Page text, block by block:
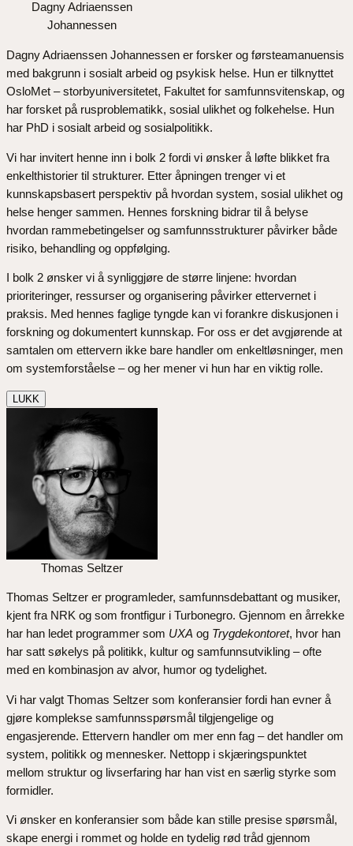
Dagny Adriaenssen
Johannessen
Dagny Adriaenssen Johannessen er forsker og førsteamanuensis
med bakgrunn i sosialt arbeid og psykisk helse. Hun er tilknyttet
OsloMet – storbyuniversitetet, Fakultet for samfunnsvitenskap, og
har forsket på rusproblematikk, sosial ulikhet og folkehelse. Hun
har PhD i sosialt arbeid og sosialpolitikk.
Vi har invitert henne inn i bolk 2 fordi vi ønsker å løfte blikket fra
enkelthistorier til strukturer. Etter åpningen trenger vi et
kunnskapsbasert perspektiv på hvordan system, sosial ulikhet og
helse henger sammen. Hennes forskning bidrar til å belyse
hvordan rammebetingelser og samfunnsstrukturer påvirker både
risiko, behandling og oppfølging.
I bolk 2 ønsker vi å synliggjøre de større linjene: hvordan
prioriteringer, ressurser og organisering påvirker ettervernet i
praksis. Med hennes faglige tyngde kan vi forankre diskusjonen i
forskning og dokumentert kunnskap. For oss er det avgjørende at
samtalen om ettervern ikke bare handler om enkeltløsninger, men
om systemforståelse – og her mener vi hun har en viktig rolle.
LUKK
Thomas Seltzer
Thomas Seltzer er programleder, samfunnsdebattant og musiker,
kjent fra NRK og som frontfigur i Turbonegro. Gjennom en årrekke
har han ledet programmer som UXA og Trygdekontoret, hvor han
har satt søkelys på politikk, kultur og samfunnsutvikling – ofte
med en kombinasjon av alvor, humor og tydelighet.
Vi har valgt Thomas Seltzer som konferansier fordi han evner å
gjøre komplekse samfunnsspørsmål tilgjengelige og
engasjerende. Ettervern handler om mer enn fag – det handler om
system, politikk og mennesker. Nettopp i skjæringspunktet
mellom struktur og livserfaring har han vist en særlig styrke som
formidler.
Vi ønsker en konferansier som både kan stille presise spørsmål,
skape energi i rommet og holde en tydelig rød tråd gjennom